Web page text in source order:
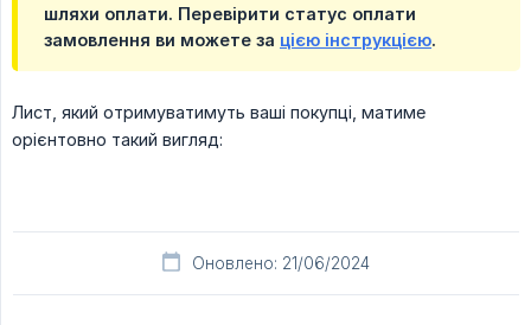
шляхи оплати. Перевірити статус оплати
замовлення ви можете за цією інструкцією.
Лист, який отримуватимуть ваші покупці, матиме
орієнтовно такий вигляд:
Оновлено: 21/06/2024